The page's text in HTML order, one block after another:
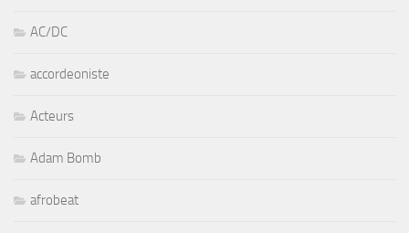
AC/DC
accordeoniste
Acteurs
Adam Bomb
afrobeat